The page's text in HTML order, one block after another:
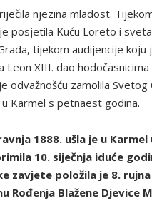
njezina mladost.
posjetila Kuću Loreto i
tijekom audijencije koju
Leon XIII. dao hodočasnicima
odvažnošću zamolila Svetog
Karmel s petnaest godina.
1888. ušla je u Karmel
10. siječnja iduće
zavjete položila je 8. rujna
Rođenja Blažene Djevice